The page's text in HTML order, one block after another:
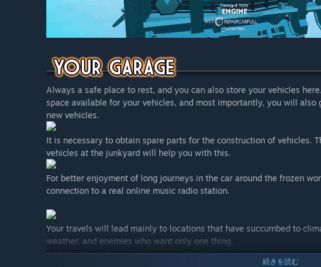
Always a safe place to rest, and you can also store your vehicles
space available for your vehicles, and most importantly, you will
new vehicles.
It is necessary to obtain spare parts for the construction of vehicles.
vehicles at the junkyard will help you with this.
For better enjoyment of long journeys in the car around the frozen
connection to a real online music radio station.
Your travels will lead mainly to locations that have succumbed to
weather, and enemies who want only one thing.
And that is: make your life as uncomfortable as possible.
続きを読む